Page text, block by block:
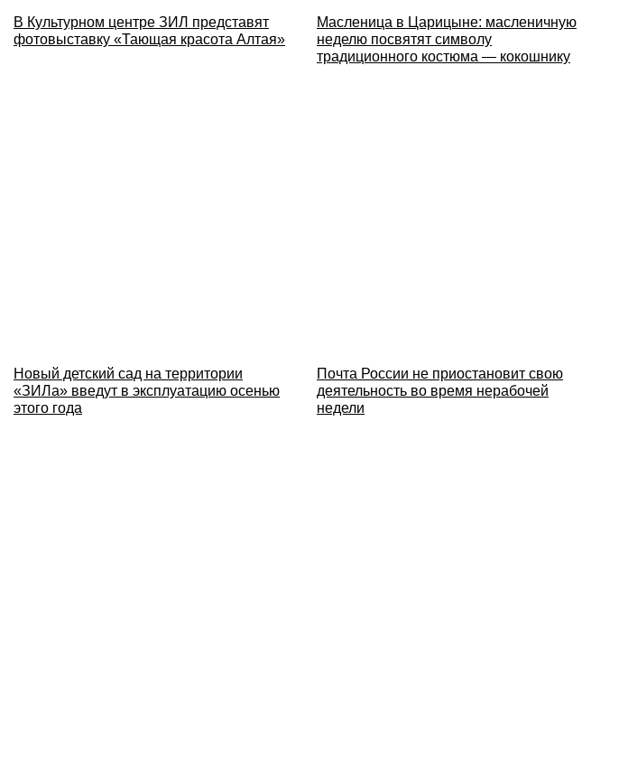
В Культурном центре ЗИЛ представят
фотовыставку «Тающая красота Алтая»
Масленица в Царицыне: масленичную
неделю посвятят символу
традиционного костюма — кокошнику
Новый детский сад на территории
«ЗИЛа» введут в эксплуатацию осенью
этого года
Почта России не приостановит свою
деятельность во время нерабочей
недели